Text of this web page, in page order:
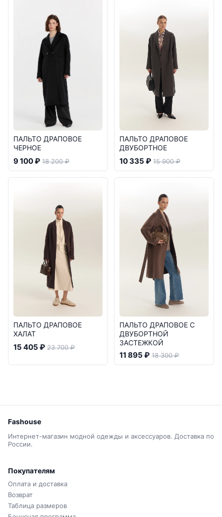
ПАЛЬТО ДРАПОВОЕ
ЧЕРНОЕ
9 100 ₽ 18 200 ₽
ПАЛЬТО ДРАПОВОЕ
ДВУБОРТНОЕ
10 335 ₽ 15 900 ₽
ПАЛЬТО ДРАПОВОЕ
ХАЛАТ
15 405 ₽ 23 700 ₽
ПАЛЬТО ДРАПОВОЕ С
ДВУБОРТНОЙ
ЗАСТЕЖКОЙ
11 895 ₽ 18 300 ₽
Fashouse
Интернет-магазин модной одежды и аксессуаров. Доставка по
России.
Покупателям
Оплата и доставка
Возврат
Таблица размеров